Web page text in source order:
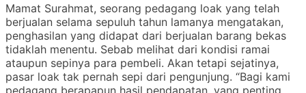
Mamat Surahmat, seorang pedagang loak yang telah
berjualan selama sepuluh tahun lamanya mengatakan,
penghasilan yang didapat dari berjualan barang bekas
tidaklah menentu. Sebab melihat dari kondisi ramai
ataupun sepinya para pembeli. Akan tetapi sejatinya,
pasar loak tak pernah sepi dari pengunjung. “Bagi kami
pedagang berapapun hasil pendapatan, yang penting